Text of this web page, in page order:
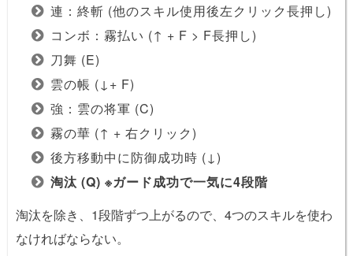
連：終斬 (他のスキル使用後左クリック長押し)
コンボ：霧払い (↑ + F > F長押し)
刀舞 (E)
雲の帳 (↓+ F)
強：雲の将軍 (C)
霧の華 (↑ + 右クリック)
後方移動中に防御成功時 (↓)
淘汰 (Q) ※ガード成功で一気に4段階
淘汰を除き、1段階ずつ上がるので、4つのスキルを使わ
なければならない。